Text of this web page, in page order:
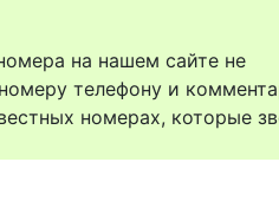
на нашем сайте не
телефону и
номерах, которые